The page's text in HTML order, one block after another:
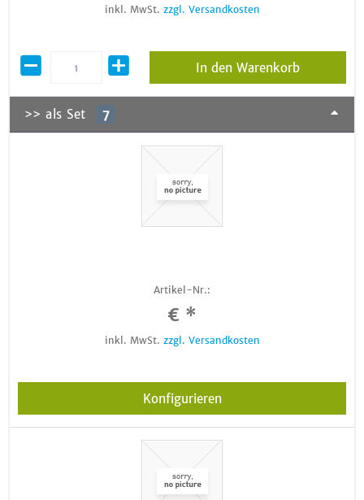
inkl. MwSt. zzgl. Versandkosten
In den Warenkorb
>> als Set 7
Artikel-Nr.:
€ *
inkl. MwSt. zzgl. Versandkosten
Konfigurieren